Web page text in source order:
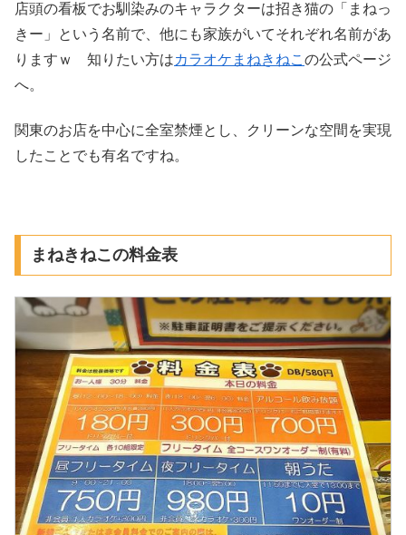
店頭の看板でお馴染みのキャラクターは招き猫の「まねっ
きー」という名前で、他にも家族がいてそれぞれ名前があ
りますｗ 知りたい方はカラオケまねきねこ の公式ページ
へ。
関東のお店を中心に全室禁煙とし、クリーンな空間を実現
したことでも有名ですね。
まねきねこの料金表